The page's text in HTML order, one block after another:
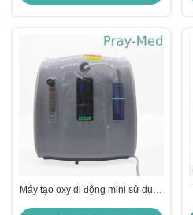
Máy tạo oxy di động mini sử dụng